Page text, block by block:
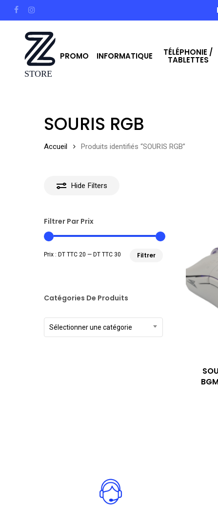
to
facebookinstagram
PROMO INFORMATIQUE TÉLÉPHONIE /
TABLETTES
SOURIS RGB
Accueil Produits identifiés “SOURIS RGB”
Hide Filters
Filtrer Par Prix
Filtrer
Prix : DT TTC 20 — DT TTC 30
Catégories De Produits
Sélectionner une catégorie